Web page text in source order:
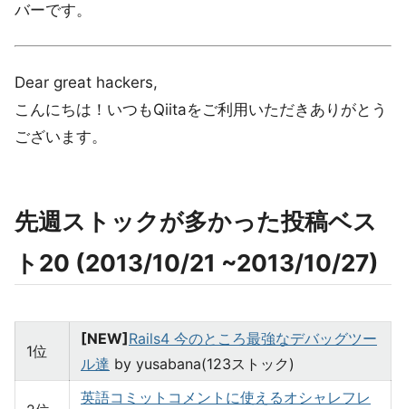
バーです。
Dear great hackers,
こんにちは！いつもQiitaをご利用いただきありがとう
ございます。
先週ストックが多かった投稿ベス
ト20 (2013/10/21 ~2013/10/27)
1位
[NEW] Rails4 今のところ最強なデバッグツー
ル達 by yusabana(123ストック)
英語コミットコメントに使えるオシャレフレ